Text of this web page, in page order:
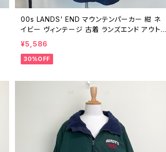
00s LANDS' END マウンテンパーカー 紺 ネ
イビー ヴィンテージ 古着 ランズエンド アウトド
ア ジャケット ライトアウター 00年代 2000s 2
000年代 ビンテージ XL 26021625
¥5,586
30%OFF